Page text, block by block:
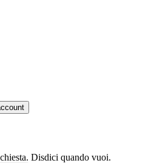
Disdici quando vuoi.